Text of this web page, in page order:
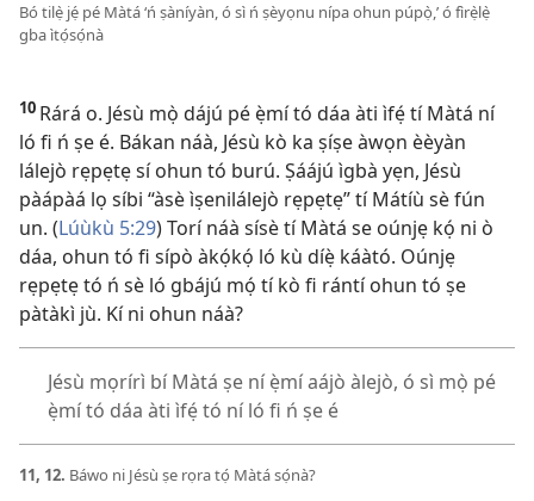
Bó tilẹ̀ jẹ́ pé Màtá ‘ń ṣàníyàn, ó sì ń ṣèyọnu nípa ohun púpọ̀,’ ó fìrẹ̀lẹ̀
gba ìtọ́sọ́nà
10 Rárá o. Jésù mọ̀ dájú pé ẹ̀mí tó dáa àti ìfẹ́ tí Màtá ní
ló fi ń ṣe é. Bákan náà, Jésù kò ka ṣíṣe àwọn èèyàn
lálejò rẹpẹtẹ sí ohun tó burú. Ṣáájú ìgbà yẹn, Jésù
pàápàá lọ síbi “àsè ìṣenilálejò rẹpẹtẹ” tí Mátíù sè fún
un. (Lúùkù 5:29) Torí náà sísè tí Màtá se oúnjẹ kọ́ ni ò
dáa, ohun tó fi sípò àkọ́kọ́ ló kù díẹ̀ káàtó. Oúnjẹ
rẹpẹtẹ tó ń sè ló gbájú mọ́ tí kò fi rántí ohun tó ṣe
pàtàkì jù. Kí ni ohun náà?
Jésù mọrírì bí Màtá ṣe ní ẹ̀mí aájò àlejò, ó sì mọ̀ pé
ẹ̀mí tó dáa àti ìfẹ́ tó ní ló fi ń ṣe é
11, 12. Báwo ni Jésù ṣe rọra tọ́ Màtá sọ́nà?